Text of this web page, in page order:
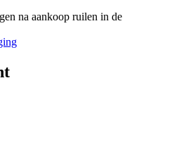
na aankoop ruilen in de